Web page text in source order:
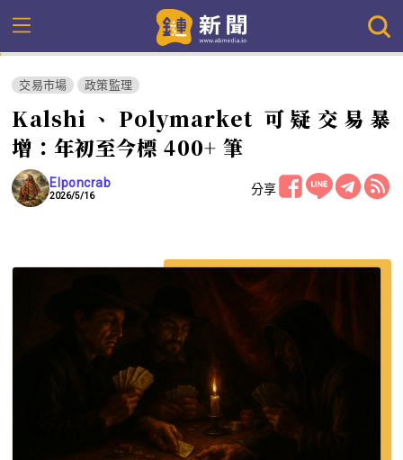
交易市場 政策監理
Kalshi、Polymarket 可疑交易暴
增：年初至今標 400+ 筆
Elponcrab
2026/5/16 分享